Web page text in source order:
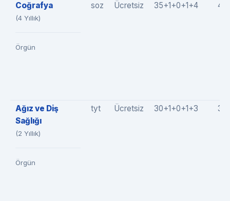
Coğrafya
(4 Yıllık)
Örgün
soz Ücretsiz 35+1+0+1+4
Ağız ve Diş
Sağlığı
(2 Yıllık)
Örgün
tyt Ücretsiz 30+1+0+1+3